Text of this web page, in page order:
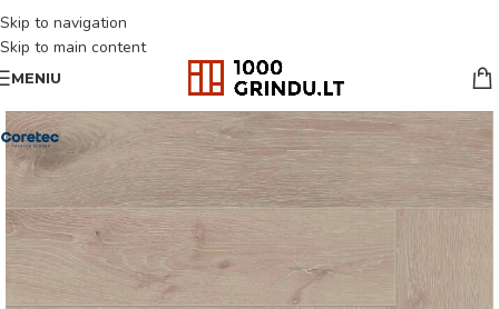
Skip to navigation
Skip to main content
MENIU